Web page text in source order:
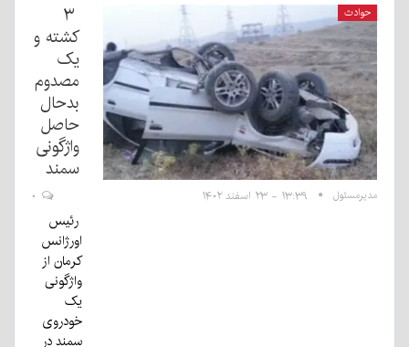
حوادث
۳
کشته و
یک
مصدوم
بدحال
حاصل
واژگونی
سمند
مدیرمسئول ۱۳:۳۹ - ۲۳ اسفند ۱۴۰۲
رئیس
اورژانس
کرمان از
واژگونی
یک
خودروی
سمند در